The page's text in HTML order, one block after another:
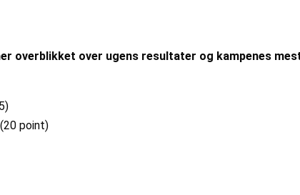
overblikket over ugens resultater og kampenes
point)